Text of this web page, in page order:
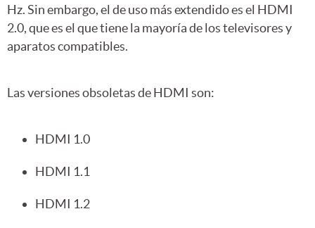
Hz. Sin embargo, el de uso más extendido es el HDMI
2.0, que es el que tiene la mayoría de los televisores y
aparatos compatibles.
Las versiones obsoletas de HDMI son:
HDMI 1.0
HDMI 1.1
HDMI 1.2